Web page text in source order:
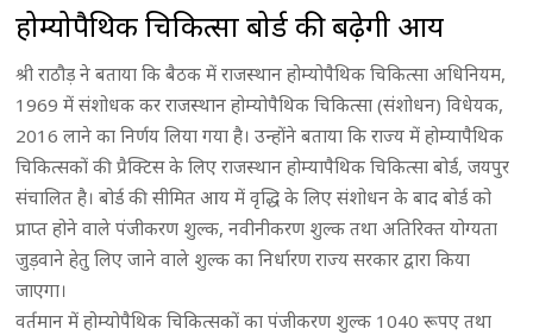
होम्योपैथिक चिकित्सा बोर्ड की बढे़गी आय
श्री राठौड़ ने बताया कि बैठक में राजस्थान होम्योपैथिक चिकित्सा अधिनियम,
1969 में संशोधक कर राजस्थान होम्योपैथिक चिकित्सा (संशोधन) विधेयक,
2016 लाने का निर्णय लिया गया है। उन्होंने बताया कि राज्य में होम्यापैथिक
चिकित्सकों की प्रैक्टिस के लिए राजस्थान होम्यापैथिक चिकित्सा बोर्ड, जयपुर
संचालित है। बोर्ड की सीमित आय में वृद्धि के लिए संशोधन के बाद बोर्ड को
प्राप्त होने वाले पंजीकरण शुल्क, नवीनीकरण शुल्क तथा अतिरिक्त योग्यता
जुड़वाने हेतु लिए जाने वाले शुल्क का निर्धारण राज्य सरकार द्वारा किया
जाएगा।
वर्तमान में होम्योपैथिक चिकित्सकों का पंजीकरण शुल्क 1040 रूपए तथा